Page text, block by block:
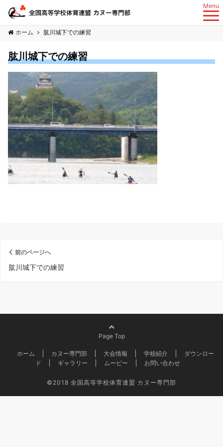
Menu
ホーム 肱川城下での練習
肱川城下での練習
前のページへ
肱川城下での練習
Page Top
ホーム カヌー専門部 大会情報 学校紹介
ダウンロー
ド
ギャラリー ムービー お問い合わせ
©2018 全国高等学校体育連盟 カヌー専門部